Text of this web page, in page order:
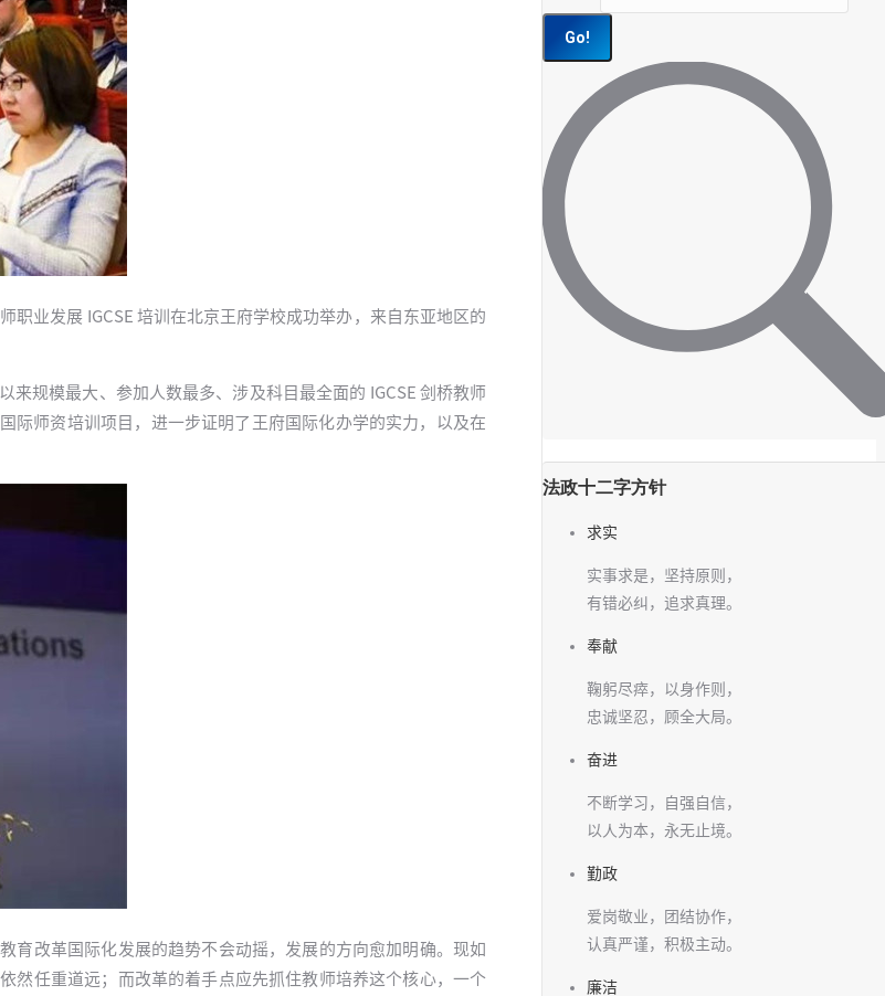
业发展 IGCSE 培训在北京王府学校成功举办，来自东亚地区的
规模最大、参加人数最多、涉及科目最全面的 IGCSE 剑桥教师
际师资培训项目，进一步证明了王府国际化办学的实力，以及在
育改革国际化发展的趋势不会动摇，发展的方向愈加明确。现如
然任重道远；而改革的着手点应先抓住教师培养这个核心，一个
法政十二字方针
求实
实事求是，坚持原则，
有错必纠，追求真理。
奉献
鞠躬尽瘁，以身作则，
忠诚坚忍，顾全大局。
奋进
不断学习，自强自信，
以人为本，永无止境。
勤政
爱岗敬业，团结协作，
认真严谨，积极主动。
廉洁